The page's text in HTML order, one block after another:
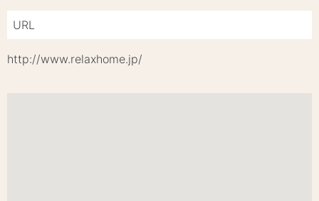
URL
http://www.relaxhome.jp/